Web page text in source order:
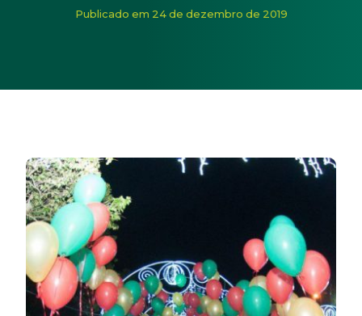
Noticias / NATAL DOS VALORES
Publicado em 24 de dezembro de 2019